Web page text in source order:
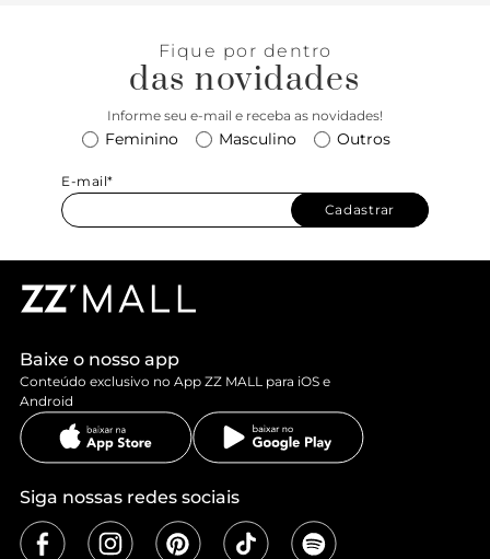
Fique por dentro
das novidades
Informe seu e-mail e receba as novidades!
Feminino Masculino Outros
E-mail*
Cadastrar
Baixe o nosso app
Conteúdo exclusivo no App ZZ MALL para iOS e
Android
Siga nossas redes sociais